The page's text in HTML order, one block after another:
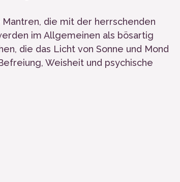
Mantren, die mit der herrschenden
im Allgemeinen als bösartig
die das Licht von Sonne und Mond
Weisheit und psychische